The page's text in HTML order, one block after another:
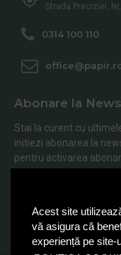
Acest site
vă asigura că
experiență pe site-
Strada Preciziei,
0314 100 110
Abonare la
Stai la curent cu
initiezi abonarea la
pentru activarea
Am citit şi sunt de